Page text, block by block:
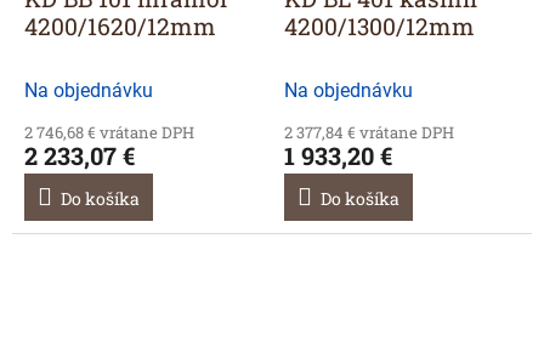
4200/1620/12mm
Na objednávku
2 746,68 € vrátane DPH
2 233,07 €
Do košíka
4200/1300/12mm
Na objednávku
2 377,84 € vrátane DPH
1 933,20 €
Do košíka